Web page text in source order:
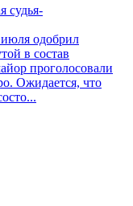
судья-
одобрил
в состав
проголосовали
Ожидается, что